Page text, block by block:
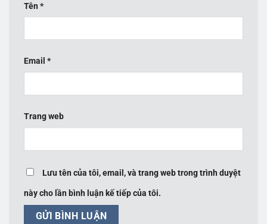
Tên *
Email *
Trang web
Lưu tên của tôi, email, và trang web trong trình duyệt
này cho lần bình luận kế tiếp của tôi.